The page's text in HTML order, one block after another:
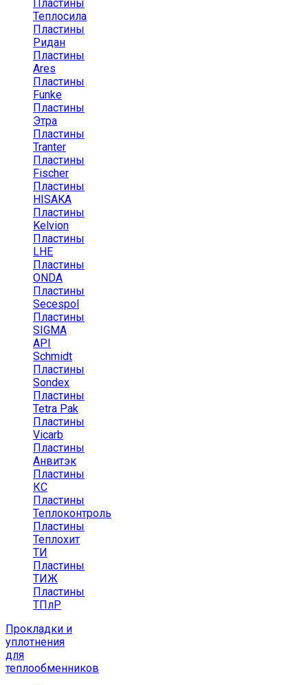
Пластины
Теплосила
Пластины
Ридан
Пластины
Ares
Пластины
Funke
Пластины
Этра
Пластины
Tranter
Пластины
Fischer
Пластины
HISAKA
Пластины
Kelvion
Пластины
LHE
Пластины
ONDA
Пластины
Secespol
Пластины
SIGMA
API
Schmidt
Пластины
Sondex
Пластины
Tetra Pak
Пластины
Vicarb
Пластины
Анвитэк
Пластины
КС
Пластины
Теплоконтроль
Пластины
Теплохит
ТИ
Пластины
ТИЖ
Пластины
ТПлР
Прокладки и
уплотнения
для
теплообменников